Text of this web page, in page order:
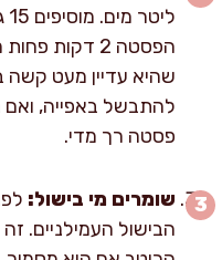
הפסטה 2
שהיא עדיין מעט קשה
להתבשל באפייה,
פסטה רך מדי.
שומרים מי בישול:
הבישול העמילניים.